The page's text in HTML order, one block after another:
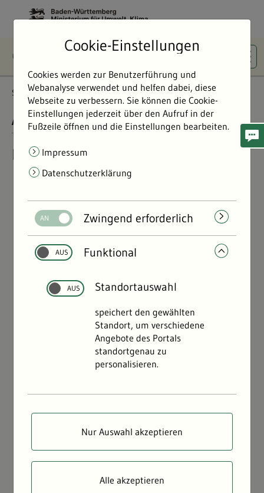
Startseite Inhaltsübersicht
ALLES AUF EINEN BLICK
Inhaltsübersicht
Themen
Klima & Energie
Kreislaufwirtschaft & Ressourcen
Nachhaltigkeit
Gesundheit
Land- & Forstwirtschaft
Wasser & Gewässer
Meine Umwelt-App
Nachhaltigkeit
Nachhaltigkeit sichtbar machen
SDG Indikatoren
Veranstaltungen für Nachhaltigkeit
Jugendrat
Cookie-Einstellungen
Cookies werden zur Benutzerführung und
Webanalyse verwendet und helfen dabei, diese
Webseite zu verbessern. Sie können die Cookie-
Einstellungen jederzeit über den Aufruf in der
Fußzeile öffnen und die Einstellungen bearbeiten.
Impressum
Datenschutzerklärung
Zwingend erforderlich
Funktional
Standortauswahl
speichert den gewählten
Standort, um verschiedene
Angebote des Portals
standortgenau zu
personalisieren.
Nur Auswahl akzeptieren
Alle akzeptieren